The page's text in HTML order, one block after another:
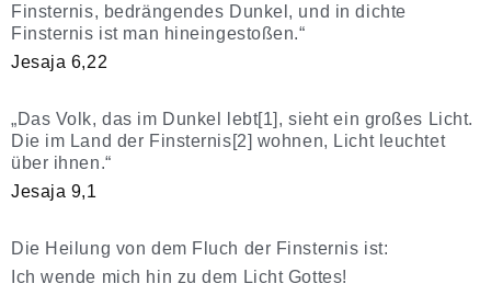
Finsternis, bedrängendes Dunkel, und in dichte
Finsternis ist man hineingestoßen.“
Jesaja 6,22
„Das Volk, das im Dunkel lebt[1], sieht ein großes Licht.
Die im Land der Finsternis[2] wohnen, Licht leuchtet
über ihnen.“
Jesaja 9,1
Die Heilung von dem Fluch der Finsternis ist:
Ich wende mich hin zu dem Licht Gottes!